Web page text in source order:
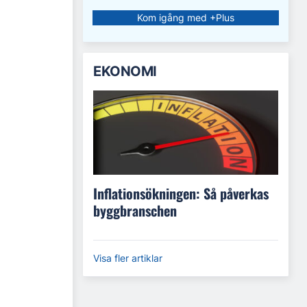
Kom igång med +Plus
EKONOMI
Inflationsökningen: Så påverkas
byggbranschen
Visa fler artiklar